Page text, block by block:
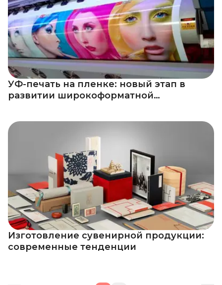
УФ-печать на пленке: новый этап в
развитии широкоформатной
Изготовление сувенирной продукции:
современные тенденции